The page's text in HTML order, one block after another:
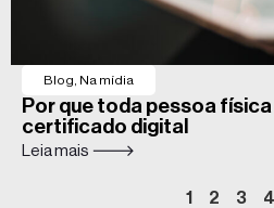
Blog Na mídia
Por que toda pessoa
certificado digital
Leia mais 🡒
1 2 3 4